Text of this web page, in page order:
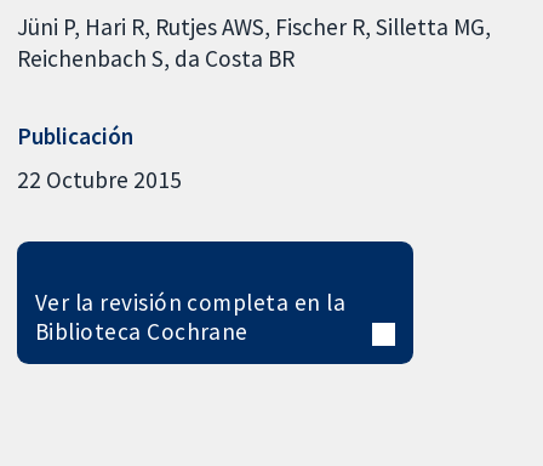
Jüni P Hari R Rutjes AWS Fischer R Silletta MG
Reichenbach S da Costa BR
Publicación
22 Octubre 2015
Ver la revisión completa en la
Biblioteca Cochrane